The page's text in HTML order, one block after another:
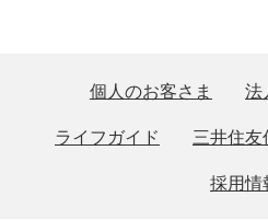
個人のお客さま
法
ライフガイド
三井住友
採用情